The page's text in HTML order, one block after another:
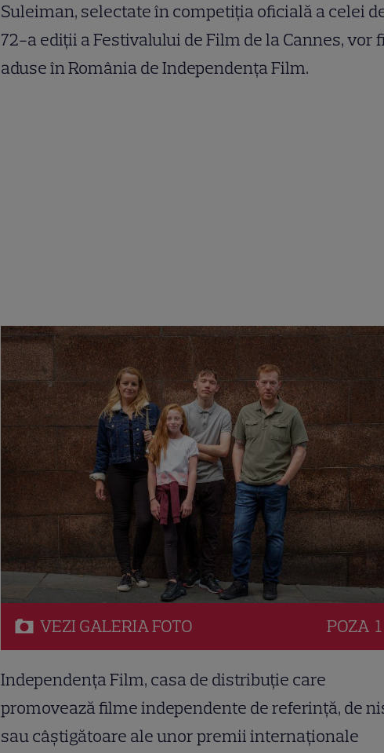
Suleiman, selectate în competiția oficială a celei
72-a ediții a Festivalului de Film de la Cannes, vor
aduse în România de Independenţa Film.
VEZI GALERIAFOTO POZA
Independenţa Film, casa de distribuţie care
promovează filme independente de referință, de
sau câștigătoare ale unor premii internaționale